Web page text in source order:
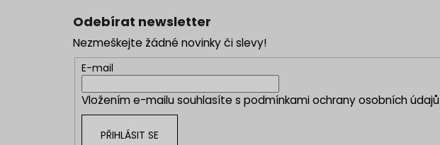
Odebírat newsletter
Nezmeškejte žádné novinky či slevy!
E-mail
Vložením e-mailu souhlasíte s podmínkami ochrany osobních údajů
PŘIHLÁSIT SE